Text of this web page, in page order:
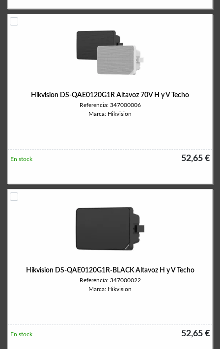
Hikvision DS-QAE0120G1R Altavoz 70V H y V Techo
Referencia: 347000006
Marca: Hikvision
52,65 €
En stock
Hikvision DS-QAE0120G1R-BLACK Altavoz H y V Techo
Referencia: 347000022
Marca: Hikvision
52,65 €
En stock